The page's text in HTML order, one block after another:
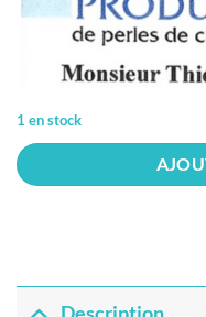
1 en stock